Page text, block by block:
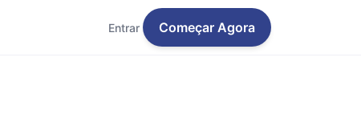
Entrar Começar Agora